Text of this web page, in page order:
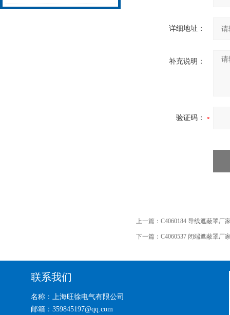
详细地址：
补充说明：
验证码：
上一篇： C4060184 导线遮蔽罩厂
下一篇： C4060537 闭端遮蔽罩厂
联系我们
名称：上海旺徐电气有限公司
邮箱：359845197@qq.com